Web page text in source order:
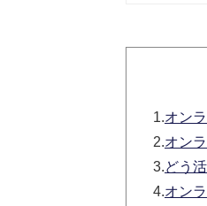
1.オン
2.オン
3.どう
4.オン